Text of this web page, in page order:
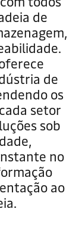
de
de
os
setor
sob
no
ao